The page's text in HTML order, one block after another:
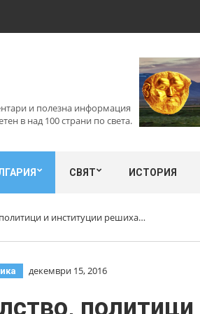
и полезна информация
в над 100 страни по света.
СВЯТ ИСТОРИЯ
и институции решиха…
декември 15, 2016